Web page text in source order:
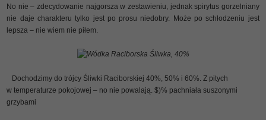
No nie – zdecydowanie najgorsza w zestawieniu, jednak spirytus gorzelniany
nie daje charakteru tylko jest po prosu niedobry. Może po schłodzeniu jest
lepsza – nie wiem nie piłem.
Wódka Raciborska Śliwka, 40%
Dochodzimy do trójcy Śliwki Raciborskiej 40%, 50% i 60%. Z pitych
w temperaturze pokojowej – no nie powalają. $)% pachniała suszonymi
grzybami